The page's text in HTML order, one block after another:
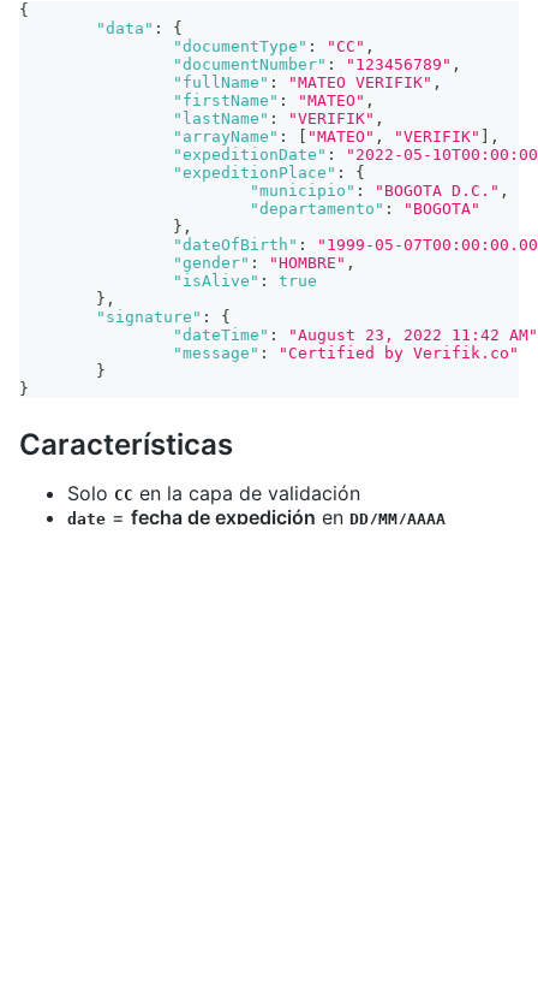
{
"data" :
{
"documentType" : "CC" ,
"documentNumber" : "123456789" ,
"fullName" : "MATEO VERIFIK" ,
"firstName" : "MATEO" ,
"lastName" : "VERIFIK" ,
"arrayName" : "MATEO" , "VERIFIK"
,
"expeditionDate" :
"2022-05-
"expeditionPlace" :
{
"municipio" : "BOGOTA D.C." ,
"departamento" :
"BOGOTA"
} ,
"dateOfBirth" :
"1999-05-
"gender" : "HOMBRE" ,
"isAlive" :
true
} ,
"signature" :
{
"dateTime" :
"August 23, 2022 11:42 AM"
"message" :
"Certified by Verifik.co"
}
}
Características
Solo CC en la capa de validación
date = fecha de expedición en DD/MM/AAAA